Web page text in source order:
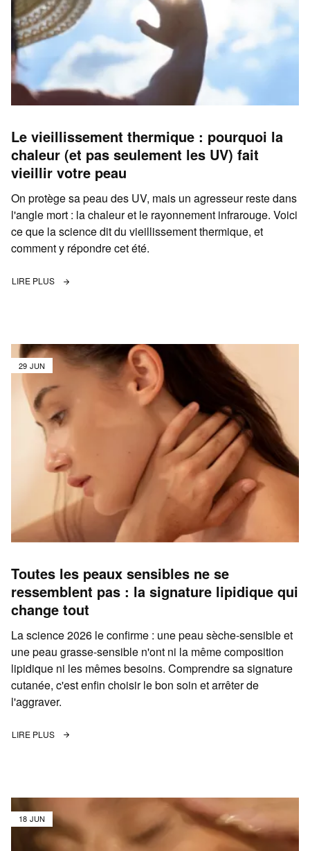
Le vieillissement thermique : pourquoi la
chaleur (et pas seulement les UV) fait
vieillir votre peau
On protège sa peau des UV, mais un agresseur reste dans
l'angle mort : la chaleur et le rayonnement infrarouge. Voici
ce que la science dit du vieillissement thermique, et
comment y répondre cet été.
LIRE PLUS
29 JUN
Toutes les peaux sensibles ne se
ressemblent pas : la signature lipidique qui
change tout
La science 2026 le confirme : une peau sèche-sensible et
une peau grasse-sensible n'ont ni la même composition
lipidique ni les mêmes besoins. Comprendre sa signature
cutanée, c'est enfin choisir le bon soin et arrêter de
l'aggraver.
LIRE PLUS
18 JUN